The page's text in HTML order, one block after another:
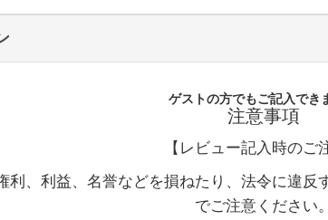
ゲストの方でもご記入でき
注意事項
【レビュー記入時のご
利、利益、名誉などを損ねたり、法令に違
でご注意ください。